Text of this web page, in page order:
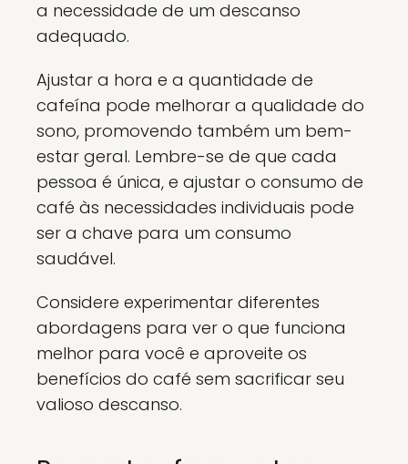
a necessidade de um descanso
adequado.
Ajustar a hora e a quantidade de
cafeína pode melhorar a qualidade do
sono, promovendo também um bem-
estar geral. Lembre-se de que cada
pessoa é única, e ajustar o consumo de
café às necessidades individuais pode
ser a chave para um consumo
saudável.
Considere experimentar diferentes
abordagens para ver o que funciona
melhor para você e aproveite os
benefícios do café sem sacrificar seu
valioso descanso.